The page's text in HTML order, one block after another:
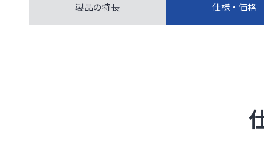
製品の特長 仕様・価格